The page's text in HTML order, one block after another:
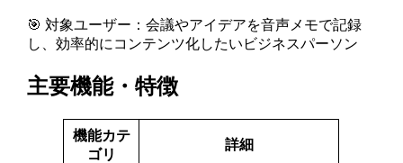
🎯 対象ユーザー：会議やアイデアを音声メモで記録
し、効率的にコンテンツ化したいビジネスパーソン
主要機能・特徴
機能カテ
ゴリ
詳細